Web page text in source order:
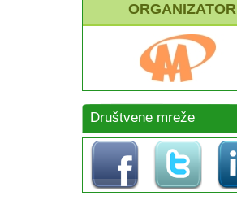
ORGANIZATOR
Društvene mreže